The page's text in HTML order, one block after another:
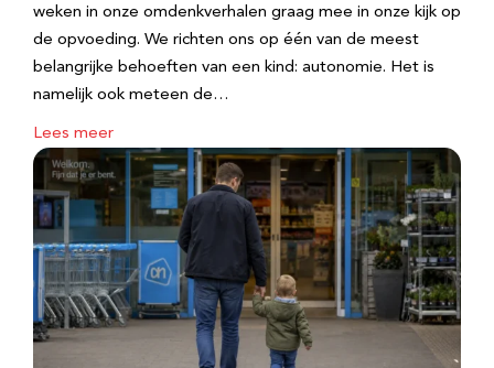
weken in onze omdenkverhalen graag mee in onze kijk op
de opvoeding. We richten ons op één van de meest
belangrijke behoeften van een kind: autonomie. Het is
namelijk ook meteen de…
Lees meer